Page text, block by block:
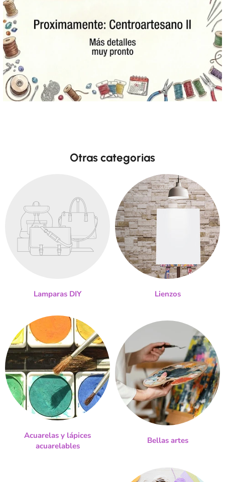
Otras categorias
Lamparas DIY Lienzos
Acuarelas y lápices
acuarelables
Bellas artes